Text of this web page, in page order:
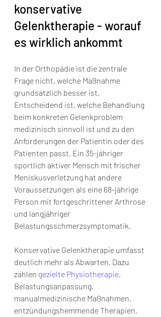
konservative
Gelenktherapie - worauf
es wirklich ankommt
In der Orthopädie ist die zentrale
Frage nicht, welche Maßnahme
grundsätzlich besser ist.
Entscheidend ist, welche Behandlung
beim konkreten Gelenkproblem
medizinisch sinnvoll ist und zu den
Anforderungen der Patientin oder des
Patienten passt. Ein 35-jähriger
sportlich aktiver Mensch mit frischer
Meniskusverletzung hat andere
Voraussetzungen als eine 68-jährige
Person mit fortgeschrittener Arthrose
und langjähriger
Belastungsschmerzsymptomatik.
Konservative Gelenktherapie umfasst
deutlich mehr als Abwarten. Dazu
zählen gezielte Physiotherapie,
Belastungsanpassung,
manualmedizinische Maßnahmen,
entzündungshemmende Therapien,